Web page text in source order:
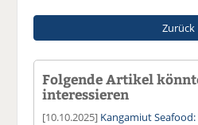
Zurück
Folgende Artikel
interessieren
[10.10.2025] Kangamiut